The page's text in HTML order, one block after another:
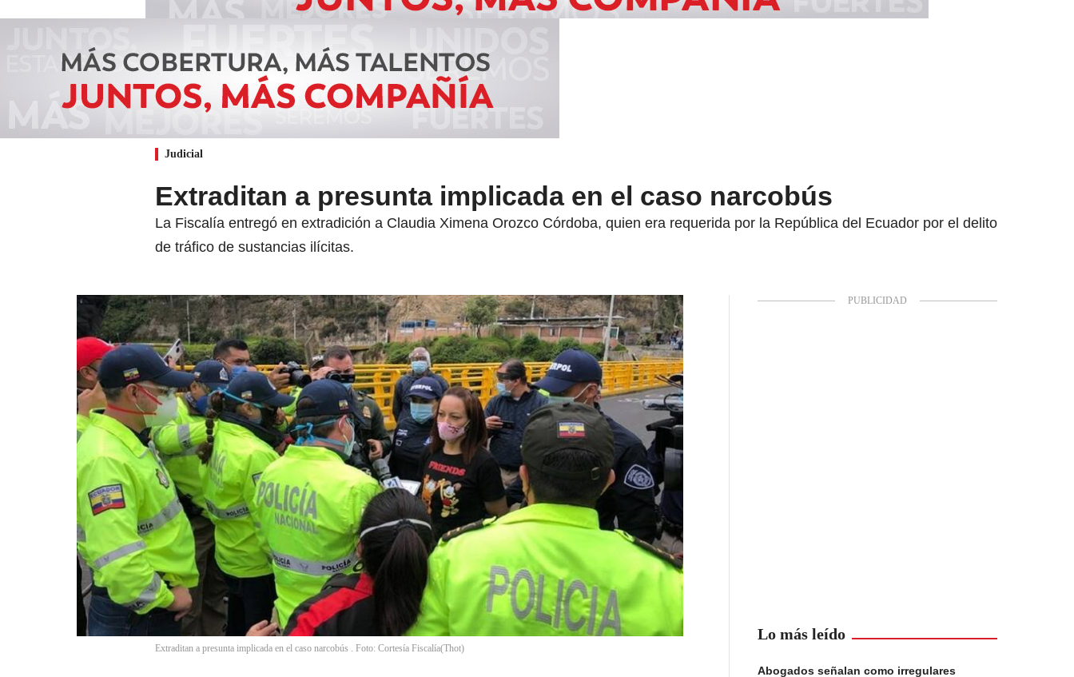
Judicial
Extraditan a presunta implicada en el caso narcobús
La Fiscalía entregó en extradición a Claudia Ximena Orozco Córdoba, quien era requerida por la República del Ecuador por el delito
de tráfico de sustancias ilícitas.
Extraditan a presunta implicada en el caso narcobús . Foto: Cortesía Fiscalía(Thot)
Lo más leído
Abogados señalan como irregulares